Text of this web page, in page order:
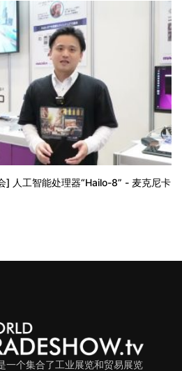
] 人工智能处理器“Hailo-8” - 麦克尼卡
一个集合了工业展览和贸易展览